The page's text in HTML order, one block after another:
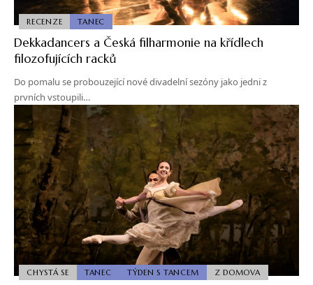
RECENZE TANEC
Dekkadancers a Česká filharmonie na křídlech
filozofujících racků
Do pomalu se probouzející nové divadelní sezóny jako jedni z
prvních vstoupili…
CHYSTÁ SE TANEC TÝDEN S TANCEM Z DOMOVA